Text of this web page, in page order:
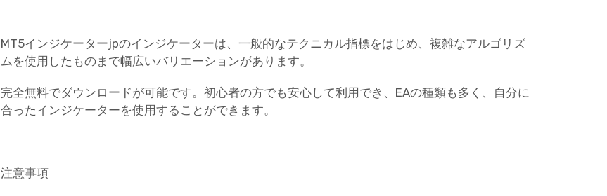
MT5インジケーターjpのインジケーターは、一般的なテクニカル指標をはじめ、複雑なアルゴリズ
ムを使用したものまで幅広いバリエーションがあります。
完全無料でダウンロードが可能です。初心者の方でも安心して利用でき、EAの種類も多く、自分に
合ったインジケーターを使用することができます。
注意事項